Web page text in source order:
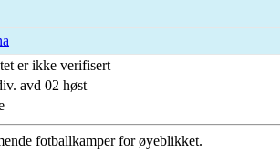
er ikke verifisert
avd 02 høst
fotballkamper for øyeblikket.